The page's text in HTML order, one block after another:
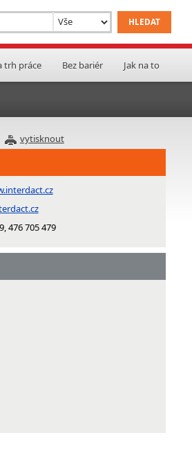
trh práce Bez bariér Jak na to
vytisknout
476 705 479